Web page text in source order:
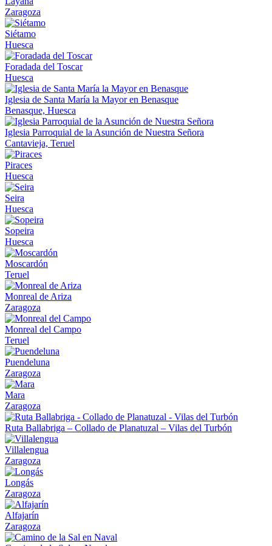
Zaragoza
Siétamo
Huesca
Foradada del Toscar
Huesca
Iglesia de Santa María la Mayor en Benasque
Benasque, Huesca
Iglesia Parroquial de la Asunción de Nuestra Señora
Cantavieja, Teruel
Piraces
Huesca
Seira
Huesca
Sopeira
Huesca
Moscardón
Teruel
Monreal de Ariza
Zaragoza
Monreal del Campo
Teruel
Puendeluna
Zaragoza
Mara
Zaragoza
Ruta Ballabriga – Collado de Planatuzal – Vilas del Turbón
Villalengua
Zaragoza
Longás
Zaragoza
Alfajarín
Zaragoza